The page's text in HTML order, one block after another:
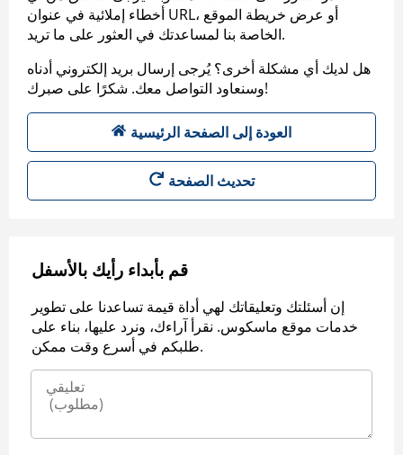
أخطاء إملائية في عنوان URL، أو عرض خريطة الموقع
الخاصة بنا لمساعدتك في العثور على ما تريد.
هل لديك أي مشكلة أخرى؟ يُرجى إرسال بريد إلكتروني أدناه
وسنعاود التواصل معك. شكرًا على صبرك!
العودة إلى الصفحة الرئيسية
تحديث الصفحة
قم بأبداء رأيك بالأسفل
إن أسئلتك وتعليقاتك لهي أداة قيمة تساعدنا على تطوير
خدمات موقع ماسكوس. نقرأ آراءك، ونرد عليها، بناء على
طلبكم في أسرع وقت ممكن.